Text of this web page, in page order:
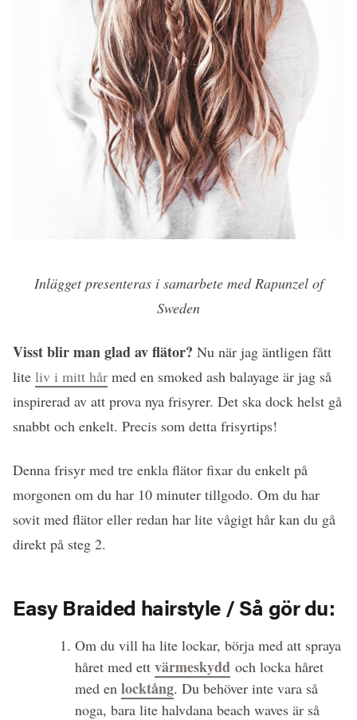
Inlägget presenteras i samarbete med Rapunzel of
Sweden
Visst blir man glad av flätor? Nu när jag äntligen fått
lite liv i mitt hår med en smoked ash balayage är jag så
inspirerad av att prova nya frisyrer. Det ska dock helst gå
snabbt och enkelt. Precis som detta frisyrtips!
Denna frisyr med tre enkla flätor fixar du enkelt på
morgonen om du har 10 minuter tillgodo. Om du har
sovit med flätor eller redan har lite vågigt hår kan du gå
direkt på steg 2.
Easy Braided hairstyle / Så gör du:
Om du vill ha lite lockar, börja med att spraya
håret med ett värmeskydd och locka håret
med en locktång. Du behöver inte vara så
noga, bara lite halvdana beach waves är så